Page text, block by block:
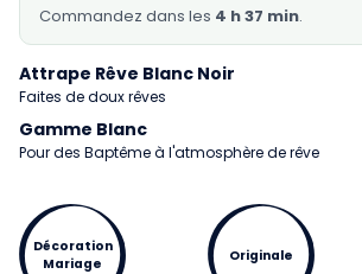
Attrape Rêve Blanc Noir
Faites de doux rêves
Gamme Blanc
Pour des Baptême à l'atmosphère de rêve
Commandez dans les 4 h 37 min.
Décoration
Mariage
Originale